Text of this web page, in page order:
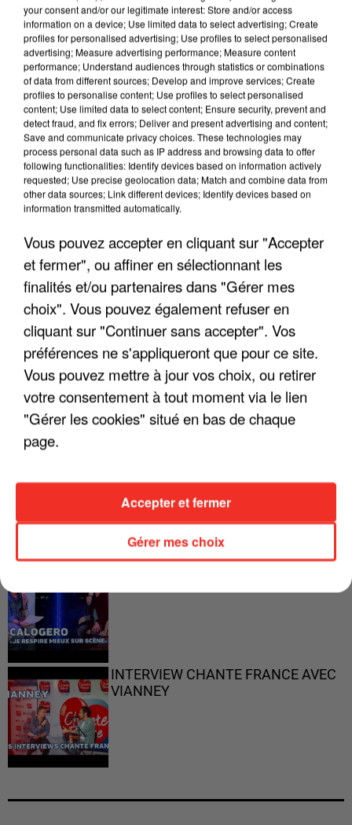
LES INTERVIEWS CHANTE
FRANCE
Voir plus
"JE SUIS À DISPOSITION DES
ENFOIRÉS"
"ON A TOUS LE TRAC"
PARFAITS"
INTERVIEW CHANTE FRANCE AVEC
VIANNEY
your consent and/or our legitimate interest: Store and/or access
information on a device; Use limited data to select advertising; Create
profiles for personalised advertising; Use profiles to select personalised
advertising; Measure advertising performance; Measure content
performance; Understand audiences through statistics or combinations
of data from different sources; Develop and improve services; Create
profiles to personalise content; Use profiles to select personalised
content; Use limited data to select content; Ensure security, prevent and
detect fraud, and fix errors; Deliver and present advertising and content;
Save and communicate privacy choices. These technologies may
process personal data such as IP address and browsing data to offer
following functionalities: Identify devices based on information actively
requested; Use precise geolocation data; Match and combine data from
other data sources; Link different devices; Identify devices based on
information transmitted automatically.
Vous pouvez accepter en cliquant sur "Accepter
et fermer", ou affiner en sélectionnant les
finalités et/ou partenaires dans "Gérer mes
choix". Vous pouvez également refuser en
cliquant sur "Continuer sans accepter". Vos
préférences ne s'appliqueront que pour ce site.
Vous pouvez mettre à jour vos choix, ou retirer
votre consentement à tout moment via le lien
"Gérer les cookies" situé en bas de chaque
page.
Gérer mes choix
Accepter et fermer